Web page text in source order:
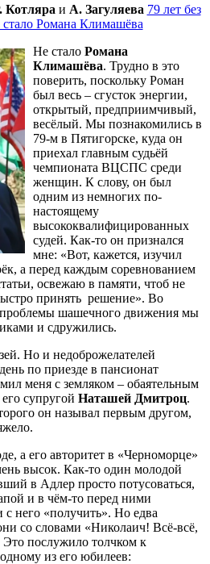
Котляра и А. Загуляева 79 лет без
Романа Климашёва
Не стало Романа
Климашёва. Трудно в это
поверить, поскольку Роман
был весь – сгусток энергии,
открытый, предприимчивый,
весёлый. Мы познакомились в
79-м в Пятигорске, куда он
приехал главным судьёй
чемпионата ВЦСПС среди
женщин. К слову, он был
одним из немногих по-
настоящему
высококвалифицированных
судей. Как-то он признался
мне: «Вот, кажется, изучил
а перед каждым соревнованием
освежаю в памяти, чтоб не
принять решение». Во
проблемы шашечного движения мы
и сдружились.
Но и недоброжелателей
по приезде в пансионат
меня с земляком – обаятельным
супругой Наташей Дмитроц.
он называл первым другом,
а его авторитет в «Черноморце»
высок. Как-то один молодой
в Адлер просто потусоваться,
и в чём-то перед ними
него «получить». Но едва
со словами «Николаич! Всё-всё,
послужило толчком к
из его юбилеев: